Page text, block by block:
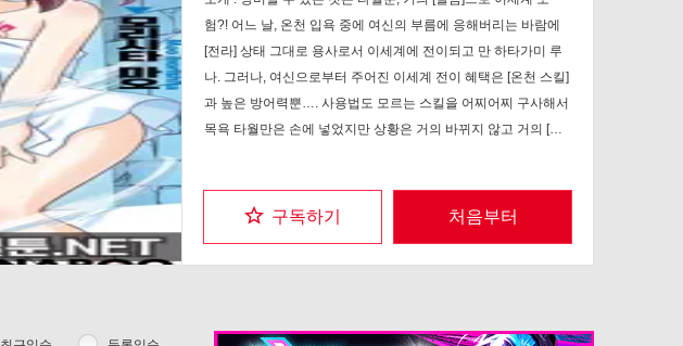
구독하기 처음부터
험?! 어느 날, 온천 입욕 중에 여신의 부름에 응해버리는 바람에
[전라] 상태 그대로 용사로서 이세계에 전이되고 만 하타가미 루
나. 그러나, 여신으로부터 주어진 이세계 전이 혜택은 [온천 스킬]
과 높은 방어력뿐…. 사용법도 모르는 스킬을 어찌어찌 구사해서
목욕 타월만은 손에 넣었지만 상황은 거의 바뀌지 않고 거의 [전
활을 꾀하는 변태 마녀의 저주에 걸리고 마는 바람에, 현대로 귀